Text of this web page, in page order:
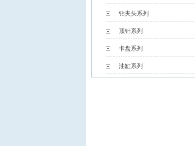
钻夹头系列
顶针系列
卡盘系列
油缸系列